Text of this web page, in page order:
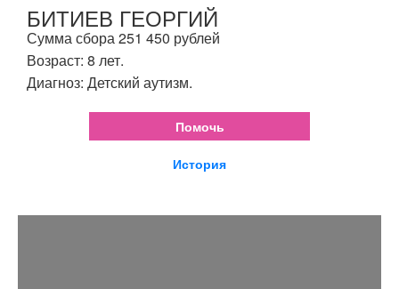
БИТИЕВ ГЕОРГИЙ
Сумма сбора 251 450 рублей
Возраст: 8 лет.
Диагноз: Детский аутизм.
Помочь
История